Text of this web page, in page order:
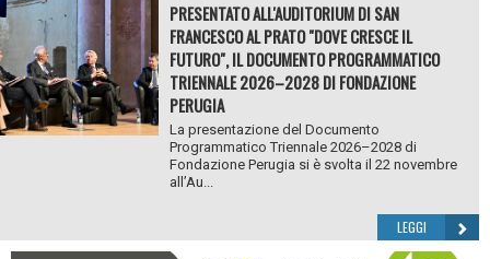
PRESENTATO ALL'AUDITORIUM DI SAN
FRANCESCO AL PRATO "DOVE CRESCE IL
FUTURO", IL DOCUMENTO PROGRAMMATICO
TRIENNALE 2026–2028 DI FONDAZIONE
PERUGIA
La presentazione del Documento
Programmatico Triennale 2026–2028 di
Fondazione Perugia si è svolta il 22 novembre
all’Au...
LEGGI